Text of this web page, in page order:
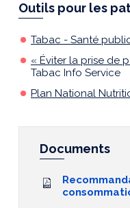
Outils pour les
Tabac - Santé
« Éviter la prise de
Tabac Info Service
Plan National
Documents